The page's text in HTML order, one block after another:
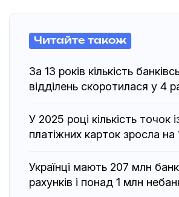
Читайте також
За 13 років кількість
відділень скоротилася у 4
У 2025 році кількість точок
платіжних карток зросла на
Українці мають 207 млн
рахунків і понад 1 млн